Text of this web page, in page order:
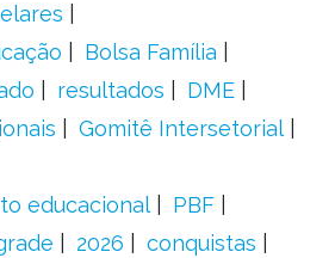
Bolsa Família
resultados
DME
Gomitê Intersetorial
educacional
PBF
2026
conquistas